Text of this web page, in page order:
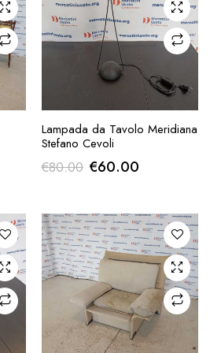
RICHIESTA
Lampada da Tavolo Meridiana
Stefano Cevoli
€80.00 Il
originale
era:
€80.00.
€60.00Il
attuale
è:
€60.00.